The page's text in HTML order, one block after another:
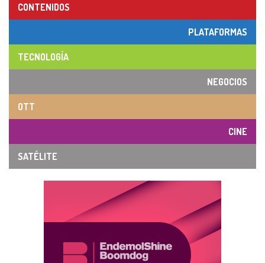
CONTENIDOS
PLATAFORMAS
TECNOLOGÍA
NEGOCIOS
OTT
CINE
SATÉLITE